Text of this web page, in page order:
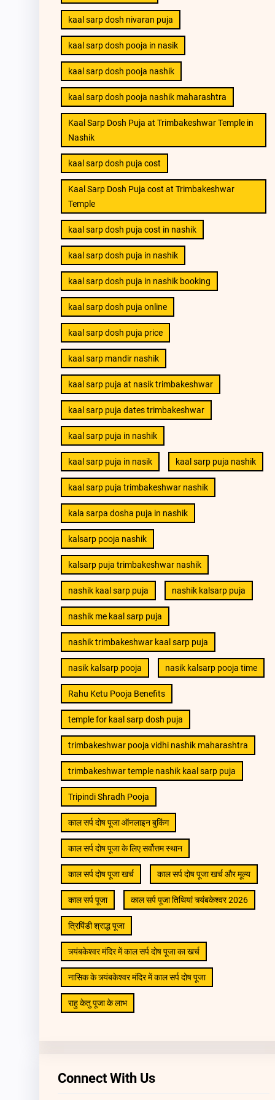
kaal sarp dosh nivaran puja
kaal sarp dosh pooja in nasik
kaal sarp dosh pooja nashik
kaal sarp dosh pooja nashik maharashtra
Kaal Sarp Dosh Puja at Trimbakeshwar Temple in
Nashik
kaal sarp dosh puja cost
Kaal Sarp Dosh Puja cost at Trimbakeshwar
Temple
kaal sarp dosh puja cost in nashik
kaal sarp dosh puja in nashik
kaal sarp dosh puja in nashik booking
kaal sarp dosh puja online
kaal sarp dosh puja price
kaal sarp mandir nashik
kaal sarp puja at nasik trimbakeshwar
kaal sarp puja dates trimbakeshwar
kaal sarp puja in nashik
kaal sarp puja in nasik kaal sarp puja nashik
kaal sarp puja trimbakeshwar nashik
kala sarpa dosha puja in nashik
kalsarp pooja nashik
kalsarp puja trimbakeshwar nashik
nashik kaal sarp puja nashik kalsarp puja
nashik me kaal sarp puja
nashik trimbakeshwar kaal sarp puja
nasik kalsarp pooja nasik kalsarp pooja time
Rahu Ketu Pooja Benefits
temple for kaal sarp dosh puja
trimbakeshwar pooja vidhi nashik maharashtra
trimbakeshwar temple nashik kaal sarp puja
Tripindi Shradh Pooja
काल सर्प दोष पूजा ऑनलाइन बुकिंग
काल सर्प दोष पूजा के लिए सर्वोत्तम स्थान
काल सर्प दोष पूजा खर्च काल सर्प दोष पूजा खर्च और मूल्य
काल सर्प पूजा काल सर्प पूजा तिथियां त्र्यंबकेश्वर 2026
त्रिपिंडी श्राद्ध पूजा
त्र्यंबकेश्वर मंदिर में काल सर्प दोष पूजा का खर्च
नासिक के त्र्यंबकेश्वर मंदिर में काल सर्प दोष पूजा
राहु केतु पूजा के लाभ
Connect With Us